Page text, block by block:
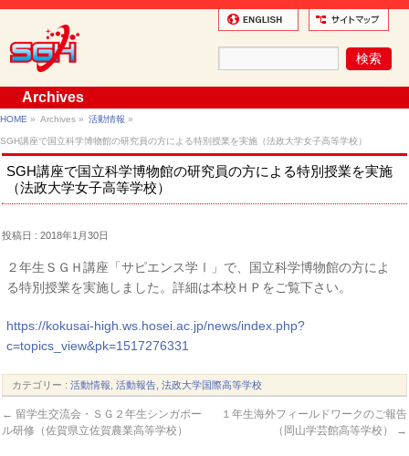
Archives
HOME » Archives » 活動情報 »
SGH講座で国立科学博物館の研究員の方による特別授業を実施（法政大学女子高等学校）
SGH講座で国立科学博物館の研究員の方による特別授業を実施
（法政大学女子高等学校）
投稿日 : 2018年1月30日
２年生ＳＧＨ講座「サピエンス学Ⅰ」で、国立科学博物館の方によ
る特別授業を実施しました。詳細は本校ＨＰをご覧下さい。
https://kokusai-high.ws.hosei.ac.jp/news/index.php?
c=topics_view&pk=1517276331
カテゴリー :活動情報 ,活動報告 ,法政大学国際高等学校
← 留学生交流会・ＳＧ２年生シンガポー
ル研修（佐賀県立佐賀農業高等学校）
１年生海外フィールドワークのご報告
（岡山学芸館高等学校）
→